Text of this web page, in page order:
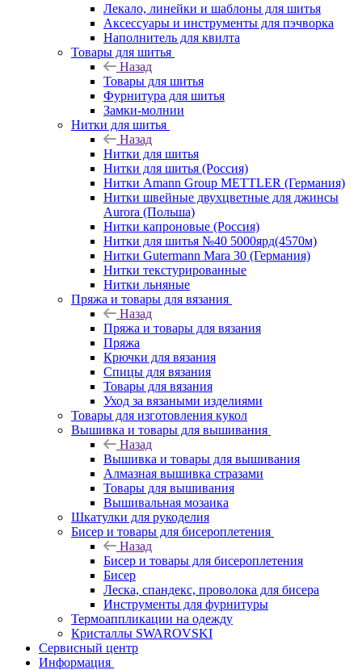
Лекало, линейки и шаблоны для шитья
Аксессуары и инструменты для пэчворка
Наполнитель для квилта
Товары для шитья
Назад
Товары для шитья
Фурнитура для шитья
Замки-молнии
Нитки для шитья
Назад
Нитки для шитья
Нитки для шитья (Россия)
Нитки Amann Group METTLER (Германия)
Нитки швейные двухцветные для джинсы
Aurora (Польша)
Нитки капроновые (Россия)
Нитки для шитья №40 5000ярд(4570м)
Нитки Gutermann Mara 30 (Германия)
Нитки текстурированные
Нитки льняные
Пряжа и товары для вязания
Назад
Пряжа и товары для вязания
Пряжа
Крючки для вязания
Спицы для вязания
Товары для вязания
Уход за вязаными изделиями
Товары для изготовления кукол
Вышивка и товары для вышивания
Назад
Вышивка и товары для вышивания
Алмазная вышивка стразами
Товары для вышивания
Вышивальная мозаика
Шкатулки для рукоделия
Бисер и товары для бисероплетения
Назад
Бисер и товары для бисероплетения
Бисер
Леска, спандекс, проволока для бисера
Инструменты для фурнитуры
Термоаппликации на одежду
Кристаллы SWAROVSKI
Сервисный центр
Информация